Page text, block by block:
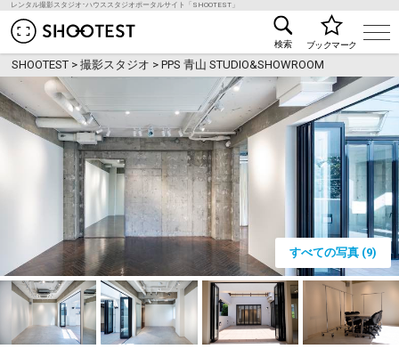
レンタル撮影スタジオ･ハウススタジオポータルサイト「SHOOTEST」
レンタル撮影スタジオ･ハウススタジオ検索の
検索 ブックマーク
SHOOTEST >撮影スタジオ >PPS 青山 STUDIO&SHOWROOM
すべての写真 (9)